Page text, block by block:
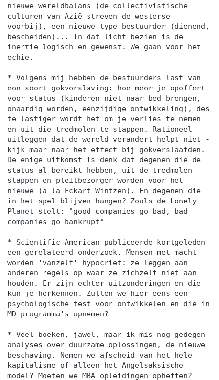
nieuwe wereldbalans (de collectivistische
culturen van Azië streven de westerse
voorbij), een nieuwe type bestuurder (dienend,
bescheiden)... In dat licht bezien is de
inertie logisch en gewenst. We gaan voor het
echie.
* Volgens mij hebben de bestuurders last van
een soort gokverslaving: hoe meer je opoffert
voor status (kinderen niet naar bed brengen,
onaardig worden, eenzijdige ontwikkeling), des
te lastiger wordt het om je verlies te nemen
en uit die tredmolen te stappen. Rationeel
uitleggen dat de wereld verandert helpt niet -
kijk maar naar het effect bij gokverslaafden.
De enige uitkomst is denk dat degenen die de
status al bereikt hebben, uit de tredmolen
stappen en pleitbezorger worden voor het
nieuwe (a la Eckart Wintzen). En degenen die
in het spel blijven hangen? Zoals de Lonely
Planet stelt: "good companies go bad, bad
companies go bankrupt"
* Scientific American publiceerde kortgeleden
een gerelateerd onderzoek. Mensen met macht
worden 'vanzelf' hypocriet: ze leggen aan
anderen regels op waar ze zichzelf niet aan
houden. Er zijn echter uitzonderingen en die
kun je herkennen. Zullen we hier eens een
psychologische test voor ontwikkelen en die in
MD-programma's opnemen?
* Veel boeken, jawel, maar ik mis nog gedegen
analyses over duurzame oplossingen, de nieuwe
beschaving. Nemen we afscheid van het hele
kapitalisme of alleen het Angelsaksische
model? Moeten we MBA-opleidingen opheffen?